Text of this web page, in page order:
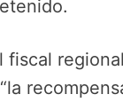
fiscal